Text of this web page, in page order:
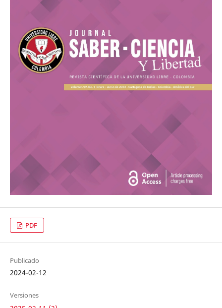
PDF
Publicado
2024-02-12
Versiones